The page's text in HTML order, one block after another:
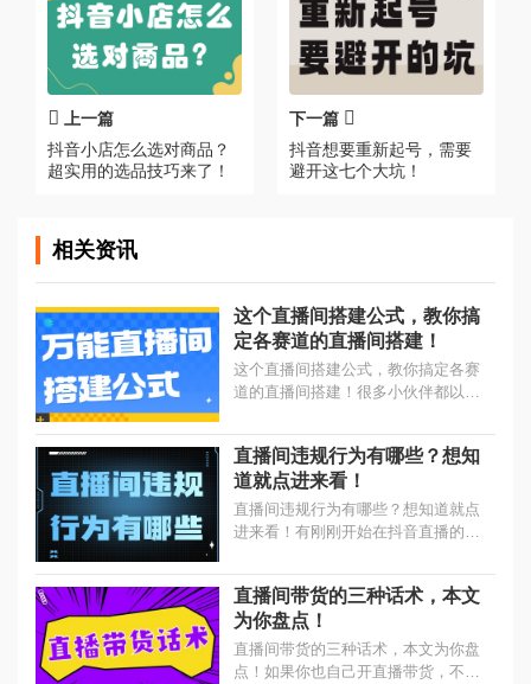
上一篇
抖音小店怎么选对商品？
超实用的选品技巧来了！
下一篇
抖音想要重新起号，需要
避开这七个大坑！
相关资讯
这个直播间搭建公式，教你搞
定各赛道的直播间搭建！
这个直播间搭建公式，教你搞定各赛
道的直播间搭建！很多小伙伴都以
论哪个赛道都一样。...
直播间违规行为有哪些？想知
道就点进来看！
直播间违规行为有哪些？想知道就点
进来看！有刚刚开始在抖音直播的朋
那有可能是触及违规内容。...
直播间带货的三种话术，本文
为你盘点！
直播间带货的三种话术，本文为你盘
点！如果你也自己开直播带货，不懂